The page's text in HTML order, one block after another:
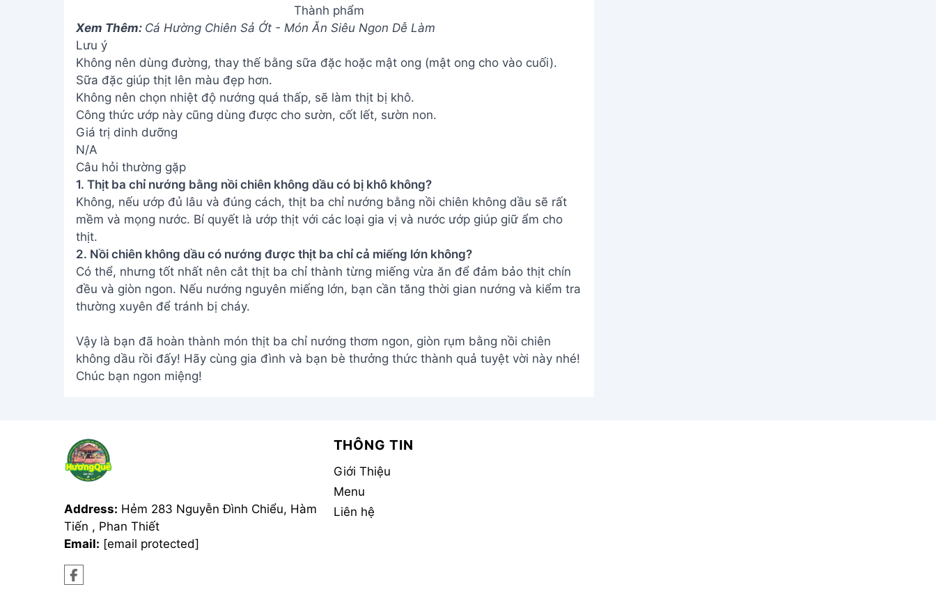
Thành phẩm
Xem Thêm: Cá Hường Chiên Sả Ớt - Món Ăn Siêu Ngon Dễ Làm
Lưu ý
Không nên dùng đường, thay thế bằng sữa đặc hoặc mật ong (mật ong cho vào cuối).
Sữa đặc giúp thịt lên màu đẹp hơn.
Không nên chọn nhiệt độ nướng quá thấp, sẽ làm thịt bị khô.
Công thức ướp này cũng dùng được cho sườn, cốt lết, sườn non.
Giá trị dinh dưỡng
N/A
Câu hỏi thường gặp
1. Thịt ba chỉ nướng bằng nồi chiên không dầu có bị khô không?
Không, nếu ướp đủ lâu và đúng cách, thịt ba chỉ nướng bằng nồi chiên không dầu sẽ rất
mềm và mọng nước. Bí quyết là ướp thịt với các loại gia vị và nước ướp giúp giữ ẩm cho
thịt.
2. Nồi chiên không dầu có nướng được thịt ba chỉ cả miếng lớn không?
Có thể, nhưng tốt nhất nên cắt thịt ba chỉ thành từng miếng vừa ăn để đảm bảo thịt chín
đều và giòn ngon. Nếu nướng nguyên miếng lớn, bạn cần tăng thời gian nướng và kiểm tra
thường xuyên để tránh bị cháy.
Vậy là bạn đã hoàn thành món thịt ba chỉ nướng thơm ngon, giòn rụm bằng nồi chiên
không dầu rồi đấy! Hãy cùng gia đình và bạn bè thưởng thức thành quả tuyệt vời này nhé!
Chúc bạn ngon miệng!
Address: Hẻm 283 Nguyễn Đình Chiểu, Hàm
Tiến , Phan Thiết
Email: [email protected]
THÔNG TIN
Giới Thiệu
Menu
Liên hệ